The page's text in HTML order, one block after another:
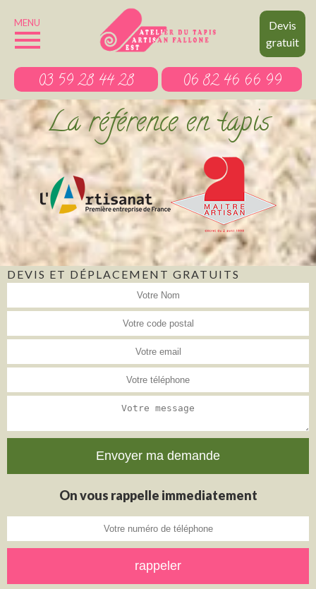
Devis
gratuit
MENU
03 59 28 44 28 06 82 46 66 99
La référence en tapis
DEVIS ET DÉPLACEMENT GRATUITS
On vous rappelle immediatement